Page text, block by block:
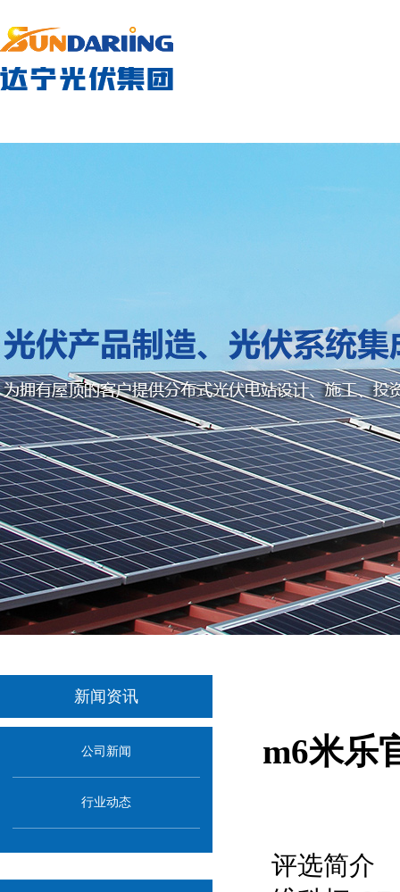
新闻资讯
公司新闻
行业动态
m6米乐
评选简介